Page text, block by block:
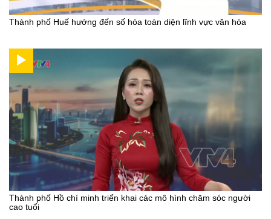
Thành phố Huế hướng đến số hóa toàn diện lĩnh vực văn hóa
Thành phố Hồ chí minh triển khai các mô hình chăm sóc người
cao tuổi